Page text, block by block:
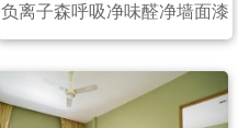
负离子森呼吸净味醛净墙面漆